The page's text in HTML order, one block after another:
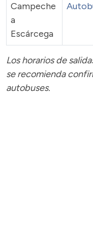
Campeche
a
Escárcega
Los horarios de
se recomienda
autobuses.